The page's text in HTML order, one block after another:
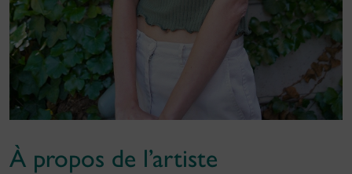
À propos de l’artiste